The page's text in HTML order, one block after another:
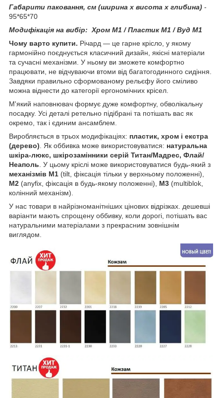
Габарити паковання, см (ширина х висота х глибина) -
95*65*70
Модифікація на вибір: Хром М1 / Пластик М1 / Вуд М1
Чому варто купити. Річард — це гарне крісло, у якому
гармонійно поєднується класичний дизайн, якісні матеріали
та сучасні механізми. У ньому ви зможете комфортно
працювати, не відчуваючи втоми від багатогодинного сидіння.
Завдяки правильно сформованому рельєфу його сміливо
можна віднести до категорії ергономічних крісел.
М'який наповнювач формує дуже комфортну, обволікальну
посадку. Усі деталі ретельно підібрані та потішать вас як
окремо, так і єдиним ансамблем.
Виробляється в трьох модифікаціях: пластик, хром і екстра
(дерево). Як оббивка може використовуватися: натуральна
шкіра-люкс, шкірозамінники серій Титан/Мадрес, Флай/
Неаполь. У цьому кріслі може використовуватися будь-який з
механізмів М1 (tilt, фіксація тільки у верхньому положенні),
М2 (anyfix, фіксація в будь-якому положенні), М3 (multiblok,
колінний механізм).
У нас товари в найрізноманітніших цінових відрізках. дешевші
варіанти мають спрощену оббивку, коли дорогі, потішать вас
натуральними матеріалами з прекрасним зовнішнім
виглядом.